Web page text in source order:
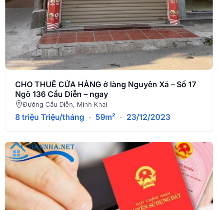
CHO THUÊ CỬA HÀNG ở làng Nguyên Xá – Số 17
Ngõ 136 Cầu Diễn – ngay
Đường Cầu Diễn, Minh Khai
8 triệu Triệu/tháng · 59m² · 23/12/2023